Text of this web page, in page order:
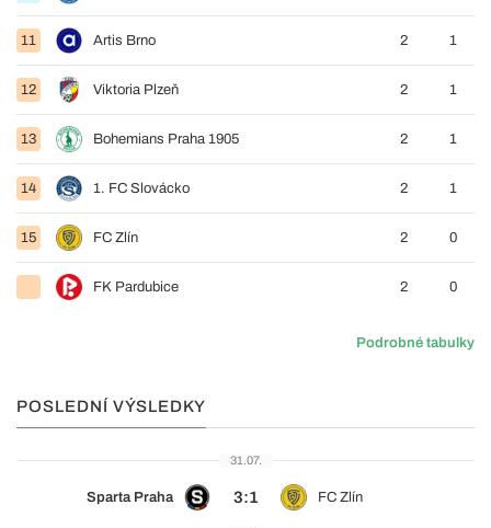
11 Artis Brno 2 1
12 Viktoria Plzeň 2 1
13 Bohemians Praha 1905 2 1
14 1. FC Slovácko 2 1
15 FC Zlín 2 0
FK Pardubice 2 0
Podrobné tabulky
POSLEDNÍ VÝSLEDKY
31.07.
Sparta Praha 3:1 FC Zlín